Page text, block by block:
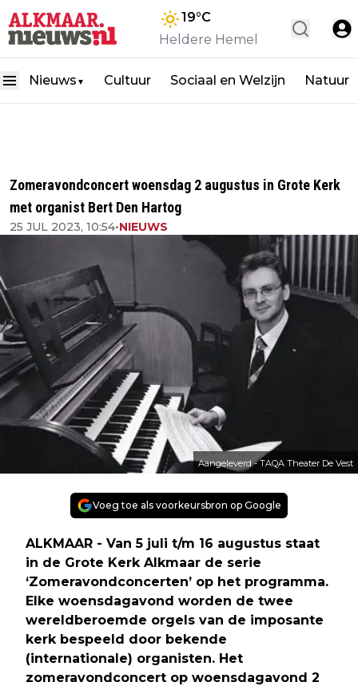
19°C
Heldere Hemel
Nieuws ▼ Cultuur Sociaal en Welzijn Natuur
Zomeravondconcert woensdag 2 augustus in Grote Kerk
met organist Bert Den Hartog
25 JUL 2023, 10:54•NIEUWS
Aangeleverd - TAQA Theater De Vest
Voeg toe als voorkeursbron op Google
ALKMAAR - Van 5 juli t/m 16 augustus staat
in de Grote Kerk Alkmaar de serie
‘Zomeravondconcerten’ op het programma.
Elke woensdagavond worden de twee
wereldberoemde orgels van de imposante
kerk bespeeld door bekende
(internationale) organisten. Het
zomeravondconcert op woensdagavond 2